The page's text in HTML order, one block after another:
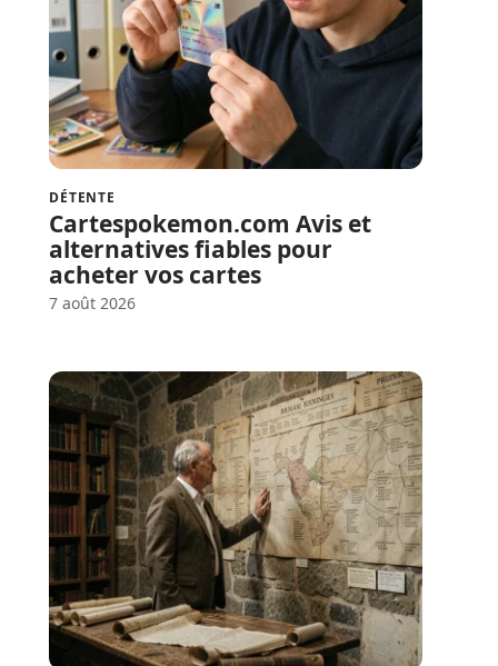
DÉTENTE
Cartespokemon.com Avis et
alternatives fiables pour
acheter vos cartes
7 août 2026